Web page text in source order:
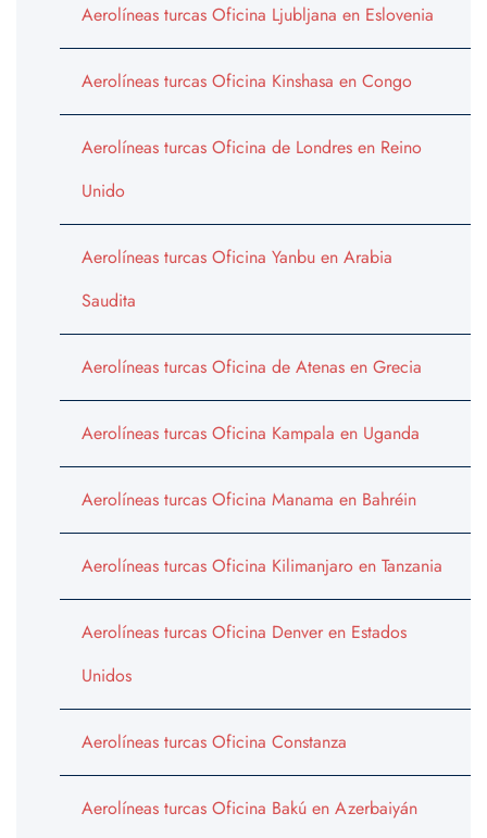
Aerolíneas turcas Oficina Ljubljana en Eslovenia
Aerolíneas turcas Oficina Kinshasa en Congo
Aerolíneas turcas Oficina de Londres en Reino
Unido
Aerolíneas turcas Oficina Yanbu en Arabia
Saudita
Aerolíneas turcas Oficina de Atenas en Grecia
Aerolíneas turcas Oficina Kampala en Uganda
Aerolíneas turcas Oficina Manama en Bahréin
Aerolíneas turcas Oficina Kilimanjaro en Tanzania
Aerolíneas turcas Oficina Denver en Estados
Unidos
Aerolíneas turcas Oficina Constanza
Aerolíneas turcas Oficina Bakú en Azerbaiyán